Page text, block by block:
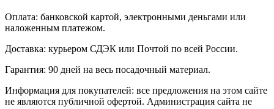
Оплата: банковской картой, электронными деньгами или
наложенным платежом.
Доставка: курьером СДЭК или Почтой по всей России.
Гарантия: 90 дней на весь посадочный материал.
Информация для покупателей: все предложения на этом сайте
не являются публичной офертой. Администрация сайта не